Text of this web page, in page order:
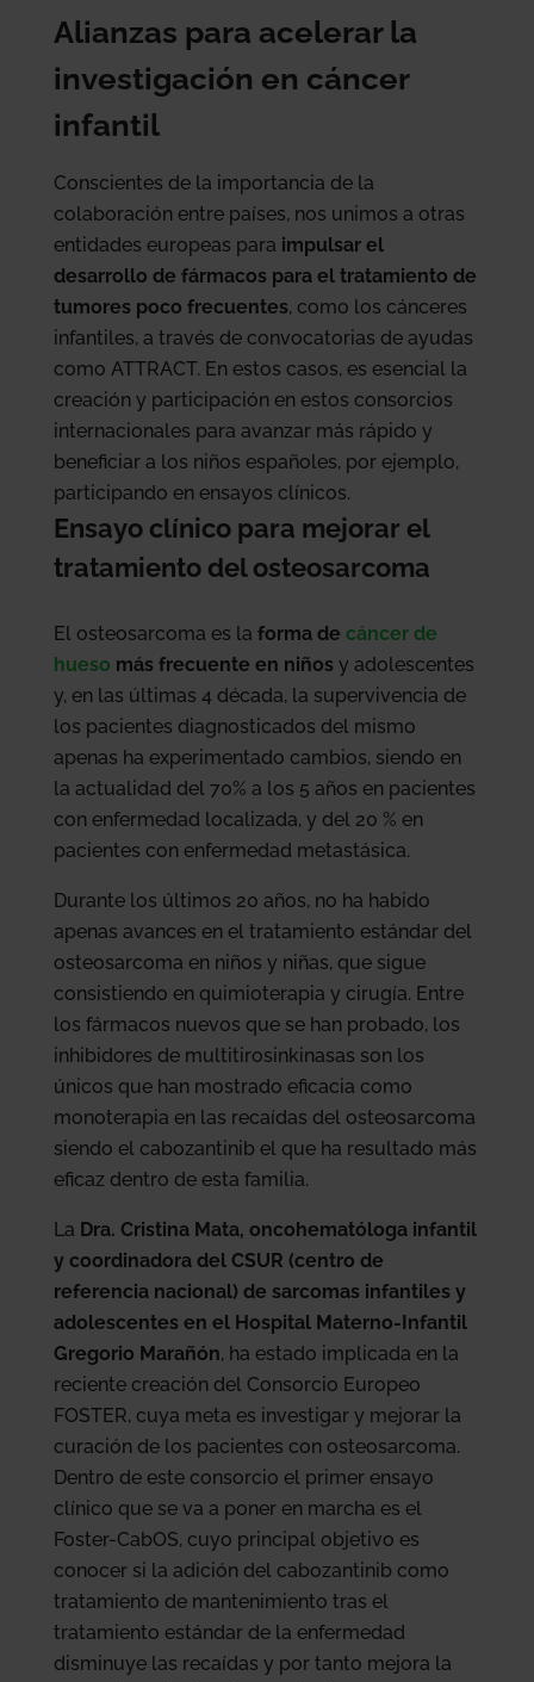
Alianzas para acelerar la
investigación en cáncer
infantil
Conscientes de la importancia de la
colaboración entre países, nos unimos a otras
entidades europeas para impulsar el
desarrollo de fármacos para el tratamiento de
tumores poco frecuentes, como los cánceres
infantiles, a través de convocatorias de ayudas
como ATTRACT. En estos casos, es esencial la
creación y participación en estos consorcios
internacionales para avanzar más rápido y
beneficiar a los niños españoles, por ejemplo,
participando en ensayos clínicos.
Ensayo clínico para mejorar el
tratamiento del osteosarcoma
El osteosarcoma es la forma de cáncer de
hueso más frecuente en niños y adolescentes
y, en las últimas 4 década, la supervivencia de
los pacientes diagnosticados del mismo
apenas ha experimentado cambios, siendo en
la actualidad del 70% a los 5 años en pacientes
con enfermedad localizada, y del 20 % en
pacientes con enfermedad metastásica.
Durante los últimos 20 años, no ha habido
apenas avances en el tratamiento estándar del
osteosarcoma en niños y niñas, que sigue
consistiendo en quimioterapia y cirugía. Entre
los fármacos nuevos que se han probado, los
inhibidores de multitirosinkinasas son los
únicos que han mostrado eficacia como
monoterapia en las recaídas del osteosarcoma
siendo el cabozantinib el que ha resultado más
eficaz dentro de esta familia.
La Dra. Cristina Mata, oncohematóloga infantil
y coordinadora del CSUR (centro de
referencia nacional) de sarcomas infantiles y
adolescentes en el Hospital Materno-Infantil
Gregorio Marañón, ha estado implicada en la
reciente creación del Consorcio Europeo
FOSTER, cuya meta es investigar y mejorar la
curación de los pacientes con osteosarcoma.
Dentro de este consorcio el primer ensayo
clínico que se va a poner en marcha es el
Foster-CabOS, cuyo principal objetivo es
conocer si la adición del cabozantinib como
tratamiento de mantenimiento tras el
tratamiento estándar de la enfermedad
disminuye las recaídas y por tanto mejora la